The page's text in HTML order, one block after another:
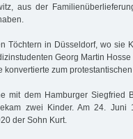
aus der
Töchtern in Düsseldorf, wo sie
Georg Martin
konvertierte zum
mit dem Hamburger Siegfried
zwei Kinder. Am 24. Juni
der Sohn Kurt.